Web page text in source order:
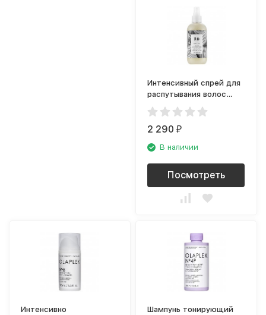
Интенсивный спрей для
распутывания волос
R+CO Pinstripe
R1PSPIN08A1
2 290₽
В наличии
Посмотреть
Интенсивно
Шампунь тонирующий